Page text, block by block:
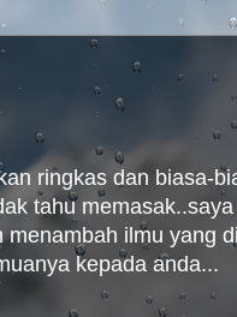
ringkas dan biasa-
tahu
ilmu yang
kepada anda...